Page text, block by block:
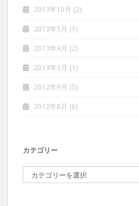
2013年10月 (2)
2013年5月 (1)
2013年4月 (2)
2013年3月 (1)
2012年9月 (5)
2012年8月 (6)
カテゴリー
テ